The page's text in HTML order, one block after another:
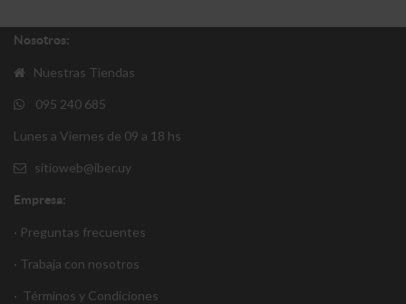
Nosotros:
Nuestras Tiendas
095 240 685
Lunes a Viernes de 09 a 18 hs
sitioweb@iber.uy
Empresa:
· Preguntas frecuentes
· Trabaja con nosotros
· Términos y Condiciones